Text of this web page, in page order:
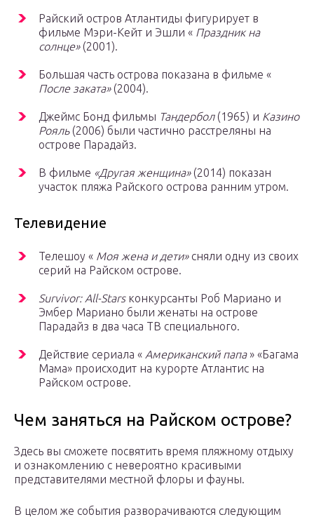
Райский остров Атлантиды фигурирует в
фильме Мэри-Кейт и Эшли « Праздник на
солнце»(2001).
Большая часть острова показана в фильме «
После заката»(2004).
Джеймс Бонд фильмы Тандербол(1965) и Казино
Рояль(2006) были частично расстреляны на
острове Парадайз.
В фильме «Другая женщина»(2014) показан
участок пляжа Райского острова ранним утром.
Телевидение
Телешоу « Моя жена и дети»сняли одну из своих
серий на Райском острове.
Survivor: All-Starsконкурсанты Роб Мариано и
Эмбер Мариано были женаты на острове
Парадайз в два часа ТВ специального.
Действие сериала « Американский папа» «Багама
Мама» происходит на курорте Атлантис на
Райском острове.
Чем заняться на Райском острове?
Здесь вы сможете посвятить время пляжному отдыху
и ознакомлению с невероятно красивыми
представителями местной флоры и фауны.
В целом же события разворачиваются следующим